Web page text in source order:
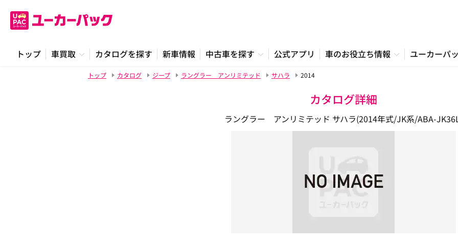
トップ 車買取 カタログを探す 新車情報 中古車を探す 公式アプリ 車のお役立ち情報 ユーカーパ
トップ カタログ ジープ ラングラー アンリミテッド サハラ 2014
カタログ詳細
ラングラー アンリミテッド サハラ(2014年式/JK系/ABA-